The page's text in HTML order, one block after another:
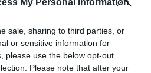
sale, sharing to third parties, or
or sensitive information for
please use the below opt-out
Please note that after your